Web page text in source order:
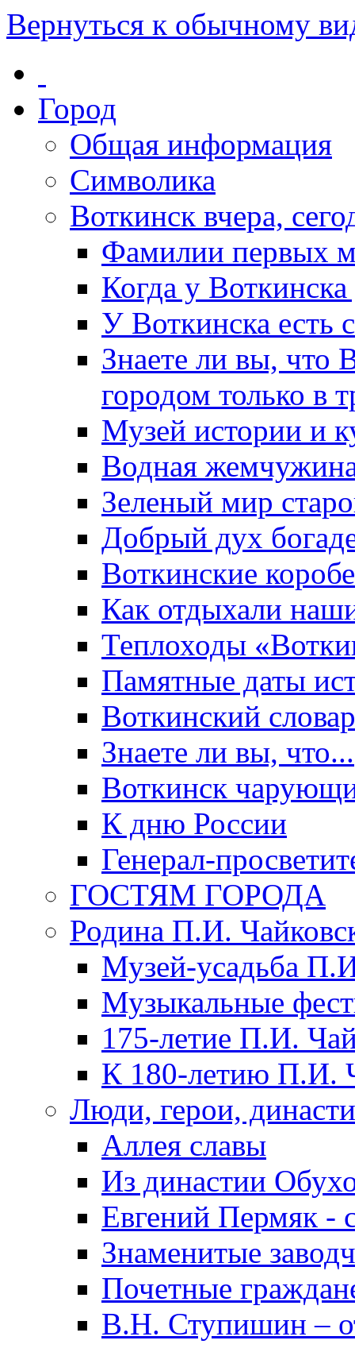
Вернуться к обычному
Город
Общая информация
Символика
Воткинск вчера,
Фамилии первых
Когда у
У Воткинска есть
Знаете ли вы, что
городом только в
Музей истории и
Водная
Зеленый мир
Добрый дух
Воткинские
Как отдыхали
Теплоходы
Памятные даты
Воткинский
Знаете ли вы, что...
Воткинск
К дню России
Генерал-
ГОСТЯМ ГОРОДА
Родина П.И.
Музей-усадьба
Музыкальные
175-летие П.И.
К 180-летию П.И.
Люди, герои,
Аллея славы
Из династии
Евгений Пермяк -
Знаменитые
Почетные
В.Н. Ступишин –